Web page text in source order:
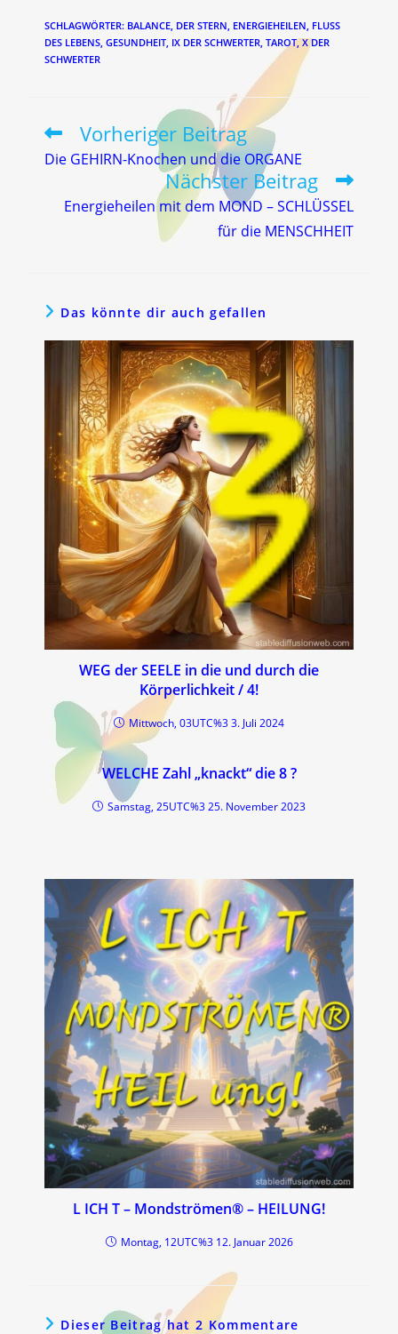
SCHLAGWÖRTER: BALANCE, DER STERN, ENERGIEHEILEN, FLUSS
DES LEBENS, GESUNDHEIT, IX DER SCHWERTER, TAROT, X DER
SCHWERTER
Weitere
ansehen
Vorheriger Beitrag
Die GEHIRN-Knochen und die ORGANE
Nächster Beitrag
Energieheilen mit dem MOND – SCHLÜSSEL
für die MENSCHHEIT
Das könnte dir auch gefallen
WEG der SEELE in die und durch die
Körperlichkeit / 4!
Mittwoch, 03UTC%3 3. Juli 2024
WELCHE Zahl „knackt“ die 8 ?
Samstag, 25UTC%3 25. November 2023
L ICH T – Mondströmen® – HEILUNG!
Montag, 12UTC%3 12. Januar 2026
Dieser Beitrag hat 2 Kommentare